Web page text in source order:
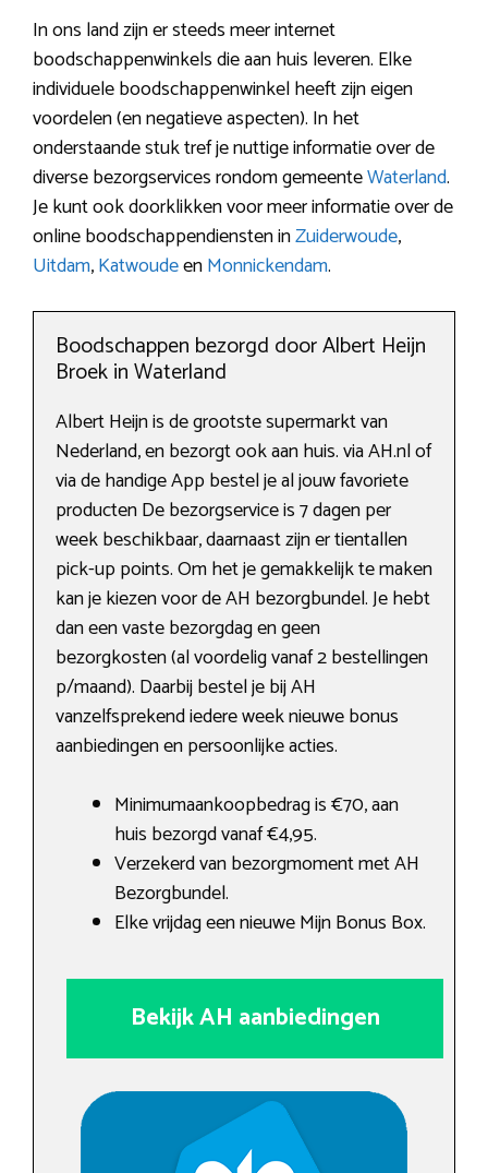
In ons land zijn er steeds meer internet
boodschappenwinkels die aan huis leveren. Elke
individuele boodschappenwinkel heeft zijn eigen
voordelen (en negatieve aspecten). In het
onderstaande stuk tref je nuttige informatie over de
diverse bezorgservices rondom gemeenteWaterland.
Je kunt ook doorklikken voor meer informatie over de
online boodschappendiensten inZuiderwoude,
Uitdam,KatwoudeenMonnickendam.
Boodschappen bezorgd door Albert Heijn
Broek in Waterland
Albert Heijn is de grootste supermarkt van
Nederland, en bezorgt ook aan huis. via AH.nl of
via de handige App bestel je al jouw favoriete
producten De bezorgservice is 7 dagen per
week beschikbaar, daarnaast zijn er tientallen
pick-up points. Om het je gemakkelijk te maken
kan je kiezen voor de AH bezorgbundel. Je hebt
dan een vaste bezorgdag en geen
bezorgkosten (al voordelig vanaf 2 bestellingen
p/maand). Daarbij bestel je bij AH
vanzelfsprekend iedere week nieuwe bonus
aanbiedingen en persoonlijke acties.
Minimumaankoopbedrag is €70, aan
huis bezorgd vanaf €4,95.
Verzekerd van bezorgmoment met AH
Bezorgbundel.
Elke vrijdag een nieuwe Mijn Bonus Box.
Bekijk AH aanbiedingen